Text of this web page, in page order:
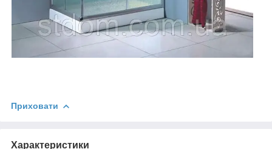
Приховати
Характеристики